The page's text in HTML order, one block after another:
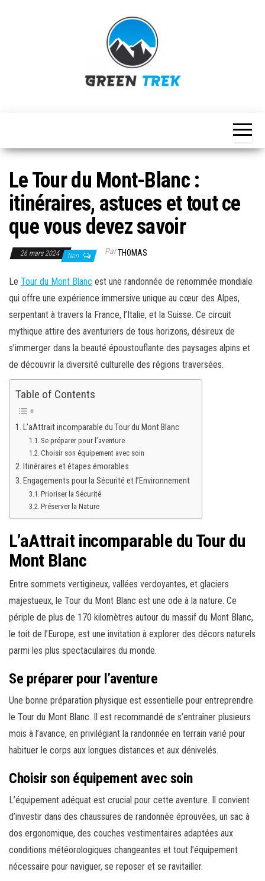
Le Tour du Mont-Blanc :
itinéraires, astuces et tout ce
que vous devez savoir
26 mars 2024 Non ParTHOMAS
Le Tour du Mont Blanc est une randonnée de renommée mondiale
qui offre une expérience immersive unique au cœur des Alpes,
serpentant à travers la France, l’Italie, et la Suisse. Ce circuit
mythique attire des aventuriers de tous horizons, désireux de
s’immerger dans la beauté époustouflante des paysages alpins et
de découvrir la diversité culturelle des régions traversées.
Table of Contents
L’aAttrait incomparable du Tour du Mont Blanc
Se préparer pour l’aventure
Choisir son équipement avec soin
Itinéraires et étapes émorables
Engagements pour la Sécurité et l’Environnement
Prioriser la Sécurité
Préserver la Nature
L’aAttrait incomparable du Tour du
Mont Blanc
Entre sommets vertigineux, vallées verdoyantes, et glaciers
majestueux, le Tour du Mont Blanc est une ode à la nature. Ce
périple de plus de 170 kilomètres autour du massif du Mont Blanc,
le toit de l’Europe, est une invitation à explorer des décors naturels
parmi les plus spectaculaires du monde.
Se préparer pour l’aventure
Une bonne préparation physique est essentielle pour entreprendre
le Tour du Mont Blanc. Il est recommandé de s’entraîner plusieurs
mois à l’avance, en privilégiant la randonnée en terrain varié pour
habituer le corps aux longues distances et aux dénivelés.
Choisir son équipement avec soin
L’équipement adéquat est crucial pour cette aventure. Il convient
d’investir dans des chaussures de randonnée éprouvées, un sac à
dos ergonomique, des couches vestimentaires adaptées aux
conditions météorologiques changeantes et tout l’équipement
nécessaire pour naviguer, se reposer et se ravitailler.